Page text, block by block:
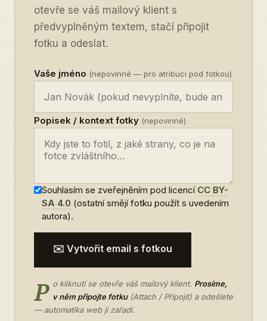
otevře se váš mailový klient s
předvyplněným textem, stačí připojit
fotku a odeslat.
Vaše jméno (nepovinné — pro atribuci pod fotkou)
Popisek / kontext fotky (nepovinné)
Souhlasím se zveřejněním pod licencí CC BY-
SA 4.0 (ostatní smějí fotku použít s uvedením
autora).
✉️ Vytvořit email s fotkou
P o kliknutí se otevře váš mailový klient. Prosíme,
v něm připojte fotku(Attach / Připojit) a odešlete
— automatika web ji zařadí.